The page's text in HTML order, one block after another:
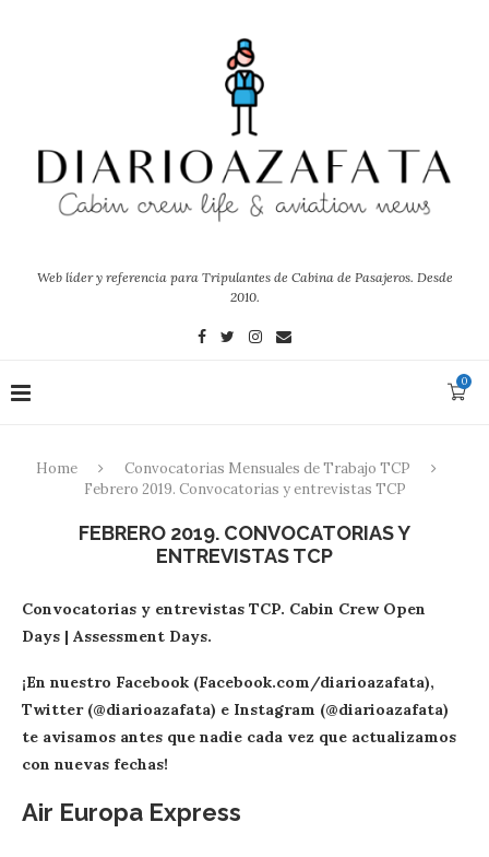
Web líder y referencia para Tripulantes de Cabina de Pasajeros. Desde
2010.
0
Home
Convocatorias Mensuales de Trabajo TCP
Febrero 2019. Convocatorias y entrevistas TCP
FEBRERO 2019. CONVOCATORIAS Y
ENTREVISTAS TCP
Convocatorias y entrevistas TCP. Cabin Crew Open
Days | Assessment Days.
¡En nuestro Facebook (Facebook.com/diarioazafata),
Twitter (@diarioazafata) e Instagram (@diarioazafata)
te avisamos antes que nadie cada vez que actualizamos
con nuevas fechas!
Air Europa Express